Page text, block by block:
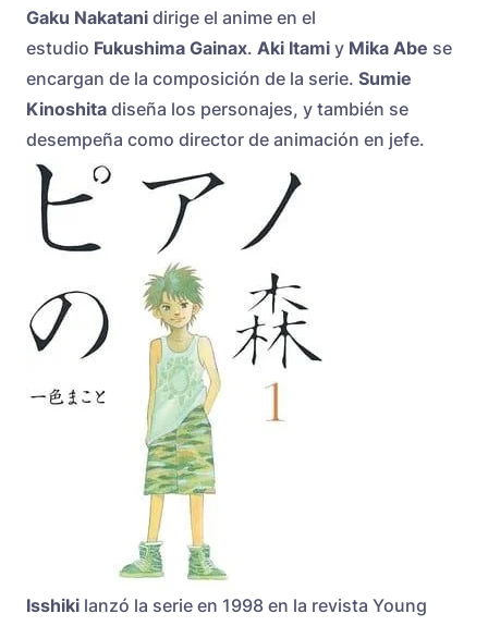
Gaku Nakatani dirige el anime en el
estudio Fukushima Gainax. Aki Itami y Mika Abe se
encargan de la composición de la serie. Sumie
Kinoshita diseña los personajes, y también se
desempeña como director de animación en jefe.
Isshiki lanzó la serie en 1998 en la revista Young